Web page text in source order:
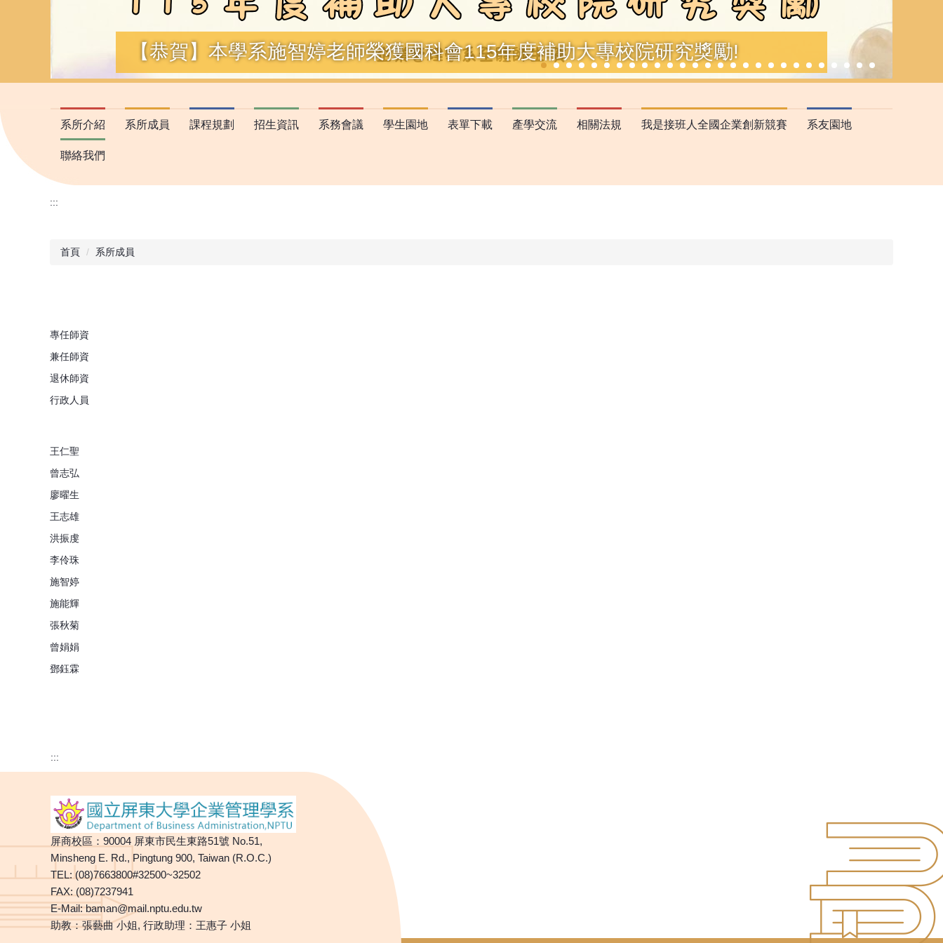
【恭賀】本學系施智婷老師榮獲國科會115年度補助大專校院研究獎勵!
系所介紹 系所成員 課程規劃 招生資訊 系務會議 學生園地 表單下載 產學交流 相關法規 我是接班人全國企業創新競賽 系友園地
聯絡我們
:::
首頁 系所成員
專任師資
兼任師資
退休師資
行政人員
王仁聖
曾志弘
廖曜生
王志雄
洪振虔
李伶珠
施智婷
施能輝
張秋菊
曾娟娟
鄧鈺霖
:::
屏商校區：90004 屏東市民生東路51號 No.51,
Minsheng E. Rd., Pingtung 900, Taiwan (R.O.C.)
TEL: (08)7663800#32500~32502
FAX: (08)7237941
E-Mail:baman@mail.nptu.edu.tw
助教：張藝曲 小姐, 行政助理：王惠子 小姐